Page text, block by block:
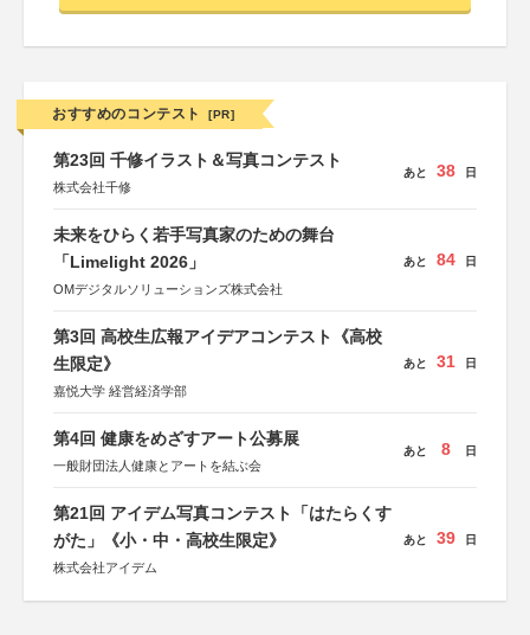
おすすめのコンテスト [PR]
第23回 千修イラスト＆写真コンテスト
株式会社千修
あと 38 日
未来をひらく若手写真家のための舞台
「Limelight 2026」
OMデジタルソリューションズ株式会社
あと 84 日
第3回 高校生広報アイデアコンテスト《高校
生限定》
嘉悦大学 経営経済学部
あと 31 日
第4回 健康をめざすアート公募展
一般財団法人健康とアートを結ぶ会
あと 8 日
第21回 アイデム写真コンテスト「はたらくす
がた」《小・中・高校生限定》
株式会社アイデム
あと 39 日